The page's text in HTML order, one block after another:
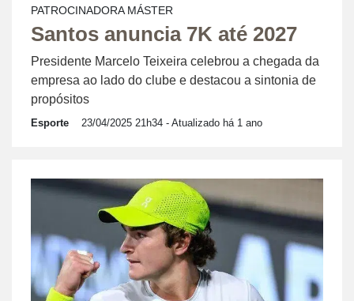
PATROCINADORA MÁSTER
Santos anuncia 7K até 2027
Presidente Marcelo Teixeira celebrou a chegada da
empresa ao lado do clube e destacou a sintonia de
propósitos
Esporte 23/04/2025 21h34 - Atualizado há 1 ano